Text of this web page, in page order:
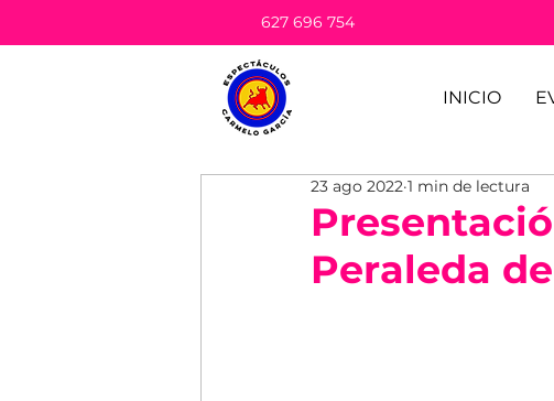
627 696 754
INICIO
Peraleda
23 ago 2022 1 min de lectura